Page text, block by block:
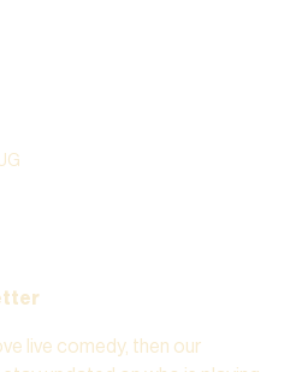
live comedy, then our